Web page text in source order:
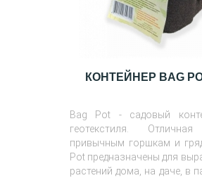
КОНТЕЙНЕР BAG
Bag Pot - садовый
геотекстиля.
привычным горшкам и
Pot предназначены для
растений дома, на даче, в